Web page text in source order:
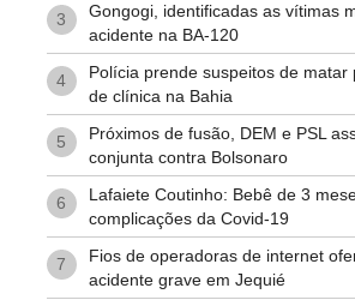
3
Gongogi, identificadas as vítimas
acidente na BA-120
4
Polícia prende suspeitos de matar
de clínica na Bahia
5
Próximos de fusão, DEM e PSL
conjunta contra Bolsonaro
6
Lafaiete Coutinho: Bebê de 3
complicações da Covid-19
7
Fios de operadoras de internet
acidente grave em Jequié